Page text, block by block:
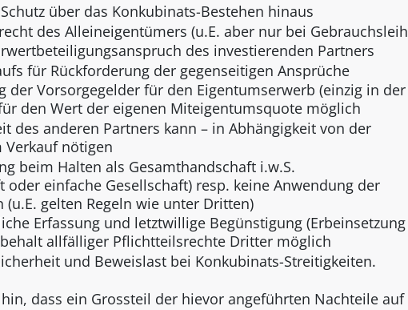
über das Konkubinats-Bestehen hinaus
des Alleineigentümers (u.E. aber nur bei
des investierenden Partners
für Rückforderung der gegenseitigen Ansprüche
der Vorsorgegelder für den Eigentumserwerb (einzig in der
den Wert der eigenen Miteigentumsquote möglich
des anderen Partners kann – in Abhängigkeit von der
Verkauf nötigen
beim Halten als Gesamthandschaft i.w.S.
einfache Gesellschaft) resp. keine Anwendung der
gelten Regeln wie unter Dritten)
Erfassung und letztwillige Begünstigung
allfälliger Pflichtteilsrechte Dritter möglich
und Beweislast bei Konkubinats-Streitigkeiten.
dass ein Grossteil der hievor angeführten Nachteile auf